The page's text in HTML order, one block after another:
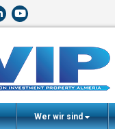
Wer wir sind